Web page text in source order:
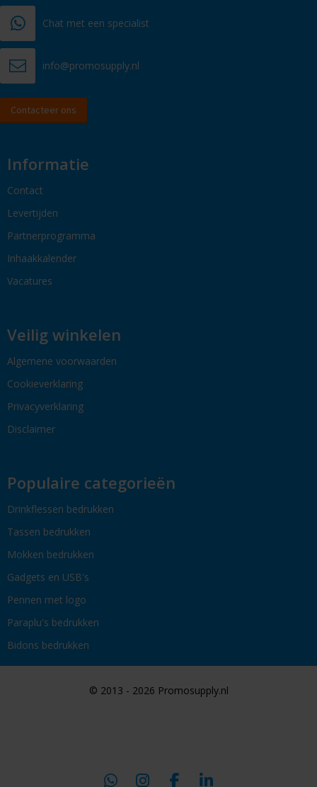
Chat met een specialist
info@promosupply.nl
Contacteer ons
Informatie
Contact
Levertijden
Partnerprogramma
Inhaakkalender
Vacatures
Veilig winkelen
Algemene voorwaarden
Cookieverklaring
Privacyverklaring
Disclaimer
Populaire categorieën
Drinkflessen bedrukken
Tassen bedrukken
Mokken bedrukken
Gadgets en USB's
Pennen met logo
Paraplu's bedrukken
Bidons bedrukken
© 2013 - 2026 Promosupply.nl